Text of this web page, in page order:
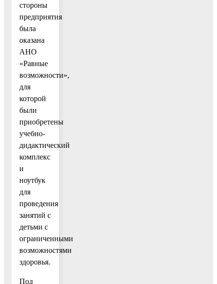
стороны
предприятия
была
оказана
АНО
«Равные
возможности»,
для
которой
были
приобретены
учебно-
дидактический
комплекс
и
ноутбук
для
проведения
занятий с
детьми с
ограниченными
возможностями
здоровья.
Под